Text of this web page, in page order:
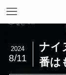
ナイ
番は
2024
8/11